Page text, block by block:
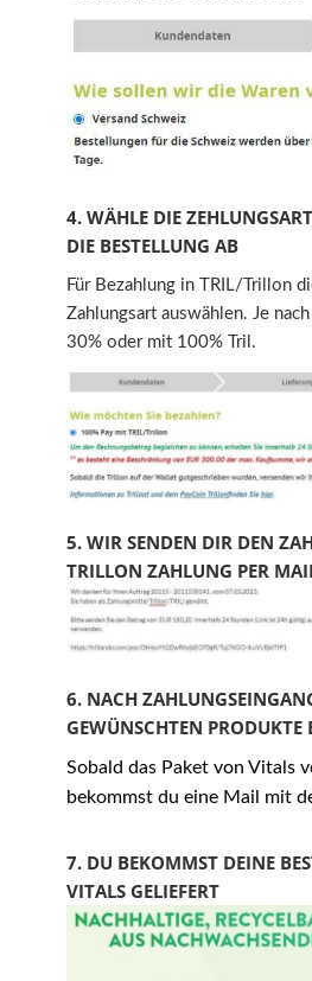
4. WÄHLE DIE
DIE BESTELLUNG AB
Für Bezahlung in TRIL/Trillon
Zahlungsart auswählen. Je
30% oder mit 100% Tril.
5. WIR SENDEN DIR DEN
TRILLON ZAHLUNG PER
6. NACH
GEWÜNSCHTEN PRODUKTE
Sobald das Paket von Vitals
bekommst du eine Mail mit
7. DU BEKOMMST DEINE
VITALS GELIEFERT